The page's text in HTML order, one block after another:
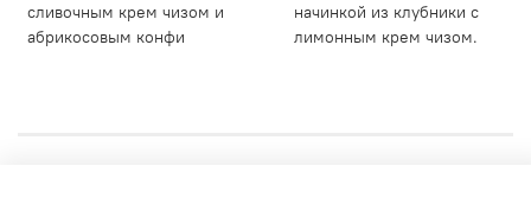
сливочным крем чизом и
абрикосовым конфи
начинкой из клубники с
лимонным крем чизом.